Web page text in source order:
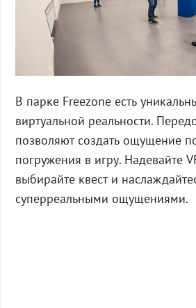
В парке Freezone есть
виртуальной реальности.
позволяют создать ощущение
погружения в игру. Надевайте
выбирайте квест и
суперреальными ощущениями.